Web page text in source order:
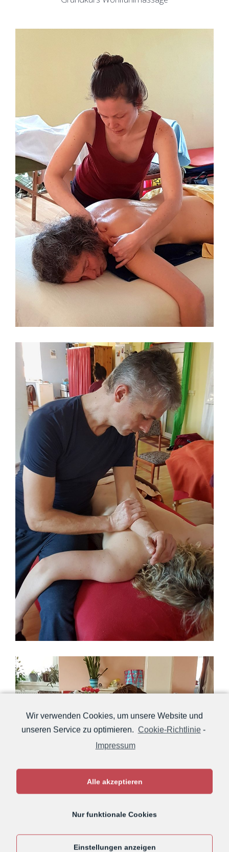
Wir verwenden Cookies, um unsere Website und
unseren Service zu optimieren. Cookie-Richtlinie -
Impressum
Alle akzeptieren
Nur funktionale Cookies
Einstellungen anzeigen